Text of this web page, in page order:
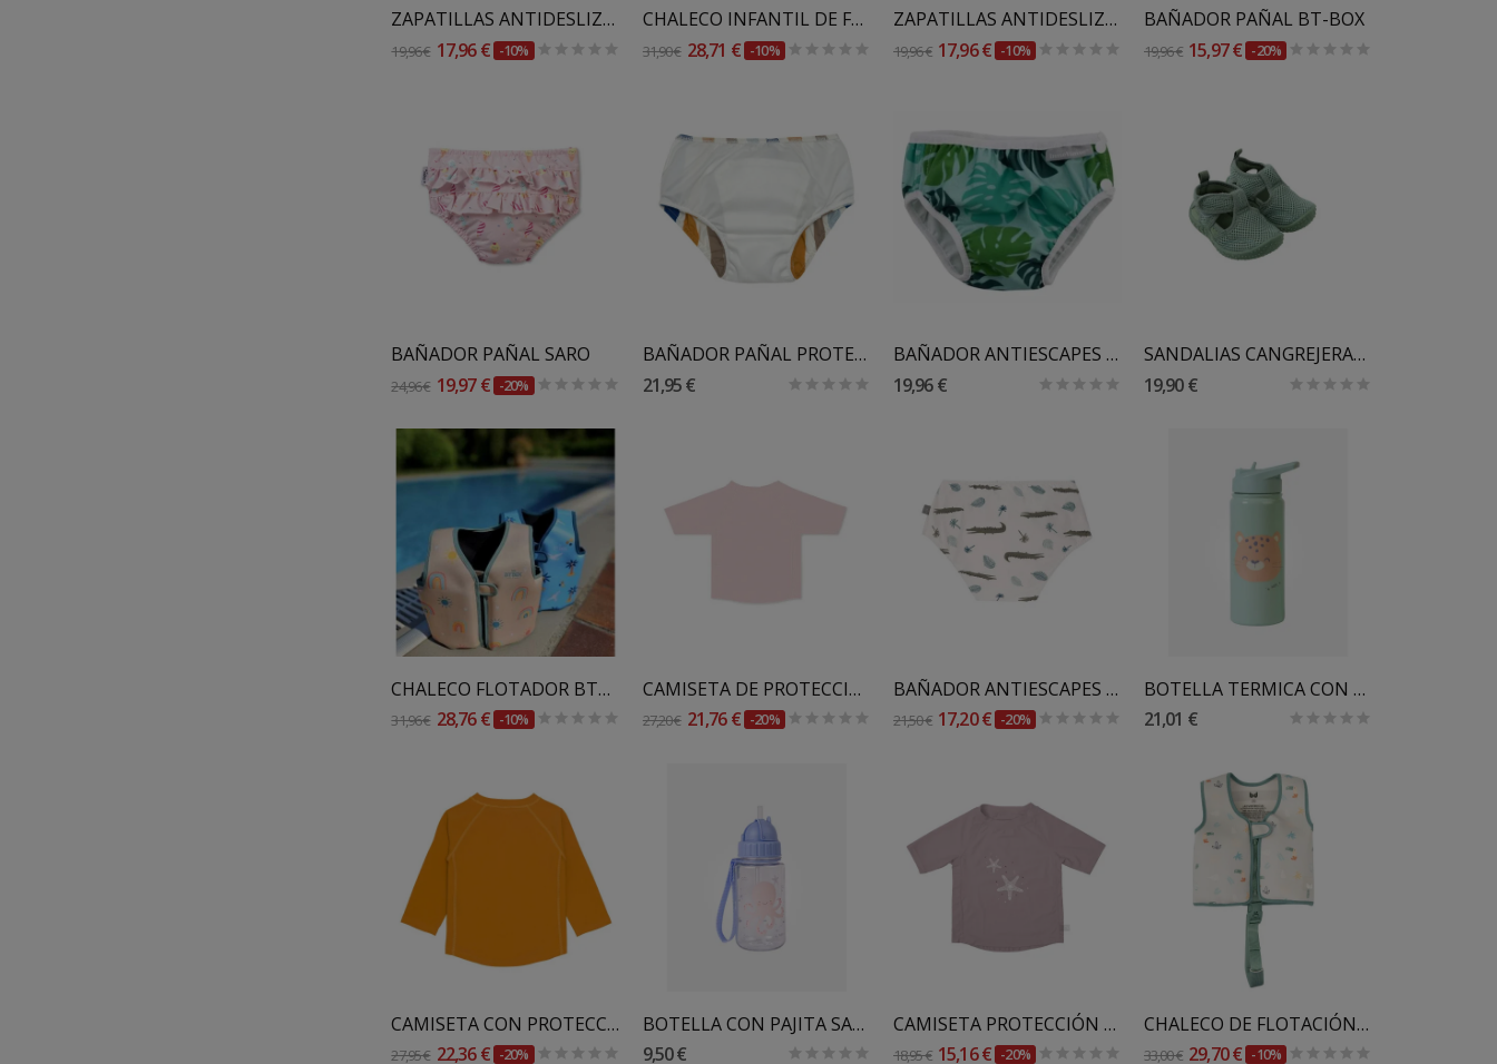
ZAPATILLAS ANTIDESLIZANTES SLIPSTOP
19,96 € 17,96 € -10%
CHALECO INFANTIL DE FLOTACIÓN SARO
31,90 € 28,71 € -10%
ZAPATILLAS ANTIDESLIZANTES SLIPSTOP 2026
19,96 € 17,96 € -10%
BAÑADOR PAÑAL BT-BOX
19,96 € 15,97 € -20%
BAÑADOR PAÑAL SARO
24,96 € 19,97 € -20%
Añadir Al Carrito
BAÑADOR PAÑAL PROTECCIÓN SOLAR LASSIG
21,95 €
BAÑADOR ANTIESCAPES IMSEVIMSE
19,96 €
SANDALIAS CANGREJERAS BIMBIDREAMS
19,90 €
Añadir Al Carrito
CHALECO FLOTADOR BTBOX
31,96 € 28,76 € -10%
CAMISETA DE PROTECCIÓN SOLAR INFANTIL SARO
27,20 € 21,76 € -20%
BAÑADOR ANTIESCAPES LASSIG
21,50 € 17,20 € -20%
Añadir Al Carrito
BOTELLA TERMICA CON PAJITA SARO 500 ML
21,01 €
CAMISETA CON PROTECCION SOLAR LASSIG MANGA LARGA
27,95 € 22,36 € -20%
Añadir Al Carrito
BOTELLA CON PAJITA SARO
9,50 €
Añadir Al Carrito
CAMISETA PROTECCIÓN SOLAR UPF50+ INFANTIL...
18,95 € 15,16 € -20%
Añadir Al Carrito
CHALECO DE FLOTACIÓN INFANTIL BIMBIDREAMS 2025
33,00 € 29,70 € -10%